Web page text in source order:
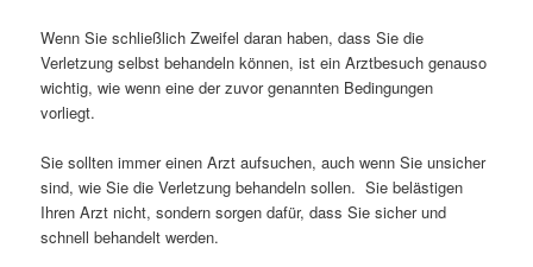
Wenn Sie schließlich Zweifel daran haben, dass Sie die
Verletzung selbst behandeln können, ist ein Arztbesuch genauso
wichtig, wie wenn eine der zuvor genannten Bedingungen
vorliegt.
Sie sollten immer einen Arzt aufsuchen, auch wenn Sie unsicher
sind, wie Sie die Verletzung behandeln sollen. Sie belästigen
Ihren Arzt nicht, sondern sorgen dafür, dass Sie sicher und
schnell behandelt werden.